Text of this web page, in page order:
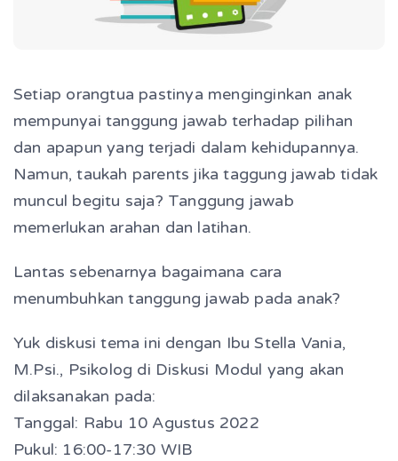
Setiap orangtua pastinya menginginkan anak
mempunyai tanggung jawab terhadap pilihan
dan apapun yang terjadi dalam kehidupannya.
Namun, taukah parents jika taggung jawab tidak
muncul begitu saja? Tanggung jawab
memerlukan arahan dan latihan.
Lantas sebenarnya bagaimana cara
menumbuhkan tanggung jawab pada anak?
Yuk diskusi tema ini dengan Ibu Stella Vania,
M.Psi., Psikolog di Diskusi Modul yang akan
dilaksanakan pada:
Tanggal: Rabu 10 Agustus 2022
Pukul: 16:00-17:30 WIB